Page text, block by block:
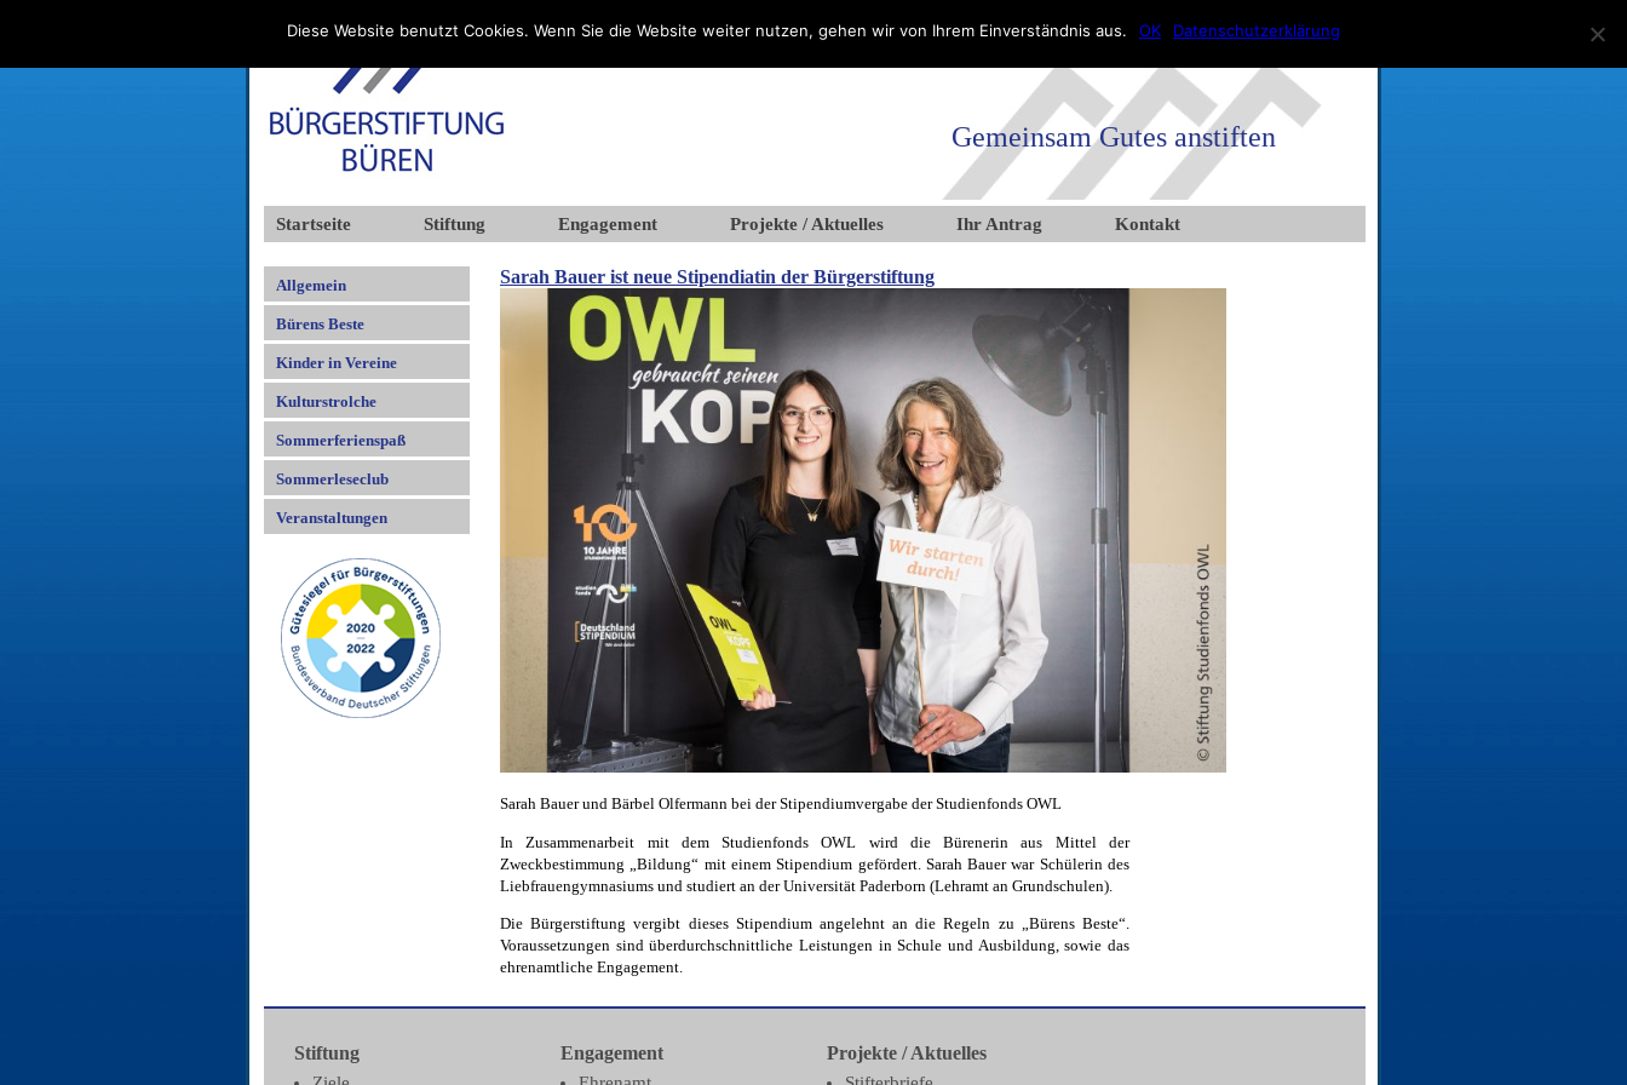
Gemeinsam Gutes anstiften
Startseite Stiftung Engagement Projekte / Aktuelles Ihr Antrag Kontakt
Allgemein
Bürens Beste
Kinder in Vereine
Kulturstrolche
Sommerferienspaß
Sommerleseclub
Veranstaltungen
Sarah Bauer ist neue Stipendiatin der Bürgerstiftung
Sarah Bauer und Bärbel Olfermann bei der Stipendiumvergabe der Studienfonds OWL
In Zusammenarbeit mit dem Studienfonds OWL wird die Bürenerin aus Mittel der
Zweckbestimmung „Bildung“ mit einem Stipendium gefördert. Sarah Bauer war Schülerin des
Liebfrauengymnasiums und studiert an der Universität Paderborn (Lehramt an Grundschulen).
Die Bürgerstiftung vergibt dieses Stipendium angelehnt an die Regeln zu „Bürens Beste“.
Voraussetzungen sind überdurchschnittliche Leistungen in Schule und Ausbildung, sowie das
ehrenamtliche Engagement.
Stiftung Engagement Projekte / Aktuelles
Diese Website benutzt Cookies. Wenn Sie die Website weiter nutzen, gehen wir von Ihrem Einverständnis aus. OK Datenschutzerklärung